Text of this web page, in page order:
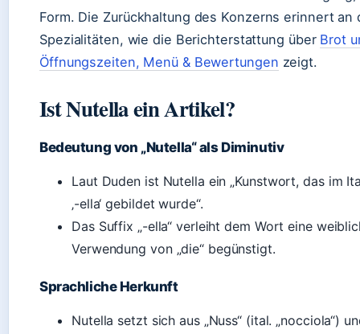
Form. Die Zurückhaltung des Konzerns erinnert
Spezialitäten, wie die Berichterstattung über Brot
Öffnungszeiten, Menü & Bewertungen zeigt.
Ist Nutella ein Artikel?
Bedeutung von „Nutella“ als Diminutiv
Laut Duden ist Nutella ein „Kunstwort, das im
‚-ella‘ gebildet wurde“.
Das Suffix „-ella“ verleiht dem Wort eine
Verwendung von „die“ begünstigt.
Sprachliche Herkunft
Nutella setzt sich aus „Nuss“ (ital. „nocciola“)